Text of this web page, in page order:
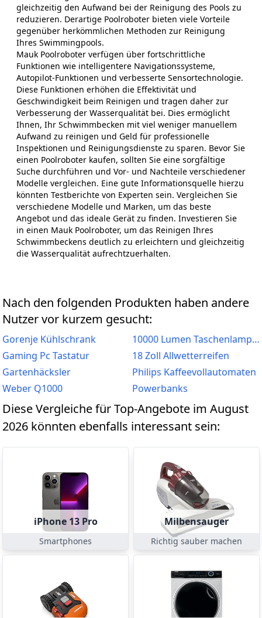
gleichzeitig den Aufwand bei der Reinigung des Pools zu
reduzieren. Derartige Poolroboter bieten viele Vorteile
gegenüber herkömmlichen Methoden zur Reinigung
Ihres Swimmingpools.
Mauk Poolroboter verfügen über fortschrittliche
Funktionen wie intelligentere Navigationssysteme,
Autopilot-Funktionen und verbesserte Sensortechnologie.
Diese Funktionen erhöhen die Effektivität und
Geschwindigkeit beim Reinigen und tragen daher zur
Verbesserung der Wasserqualität bei. Dies ermöglicht
Ihnen, Ihr Schwimmbecken mit viel weniger manuellem
Aufwand zu reinigen und Geld für professionelle
Inspektionen und Reinigungsdienste zu sparen. Bevor Sie
einen Poolroboter kaufen, sollten Sie eine sorgfältige
Suche durchführen und Vor- und Nachteile verschiedener
Modelle vergleichen. Eine gute Informationsquelle hierzu
könnten Testberichte von Experten sein. Vergleichen Sie
verschiedene Modelle und Marken, um das beste
Angebot und das ideale Gerät zu finden. Investieren Sie
in einen Mauk Poolroboter, um das Reinigen Ihres
Schwimmbeckens deutlich zu erleichtern und gleichzeitig
die Wasserqualität aufrechtzuerhalten.
Nach den folgenden Produkten haben andere
Nutzer vor kurzem gesucht:
Gorenje Kühlschrank
10000 Lumen Taschenlampen
Gaming Pc Tastatur
18 Zoll Allwetterreifen
Gartenhäcksler
Philips Kaffeevollautomaten
Weber Q1000
Powerbanks
Diese Vergleiche für Top-Angebote im August
2026 könnten ebenfalls interessant sein:
iPhone 13 Pro
Smartphones
Milbensauger
Richtig sauber machen